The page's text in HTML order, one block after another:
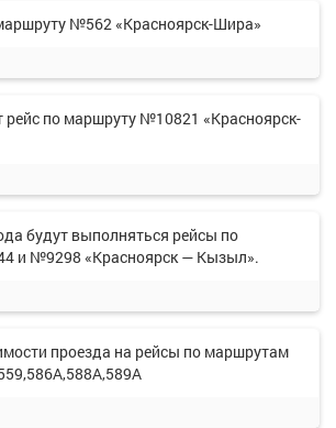
№562 «Красноярск-Шира»
по маршруту №10821 «Красноярск-
будут выполняться рейсы по
и №9298 «Красноярск — Кызыл».
проезда на рейсы по маршрутам